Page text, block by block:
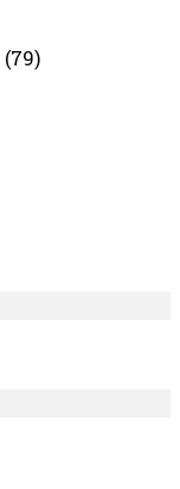
(79)